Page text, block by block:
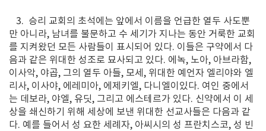
3. 승리 교회의 초석에는 앞에서 이름을 언급한 열두 사도뿐
만 아니라, 남녀를 불문하고 수 세기가 지나는 동안 거룩한 교회
를 지켜왔던 모든 사람들이 표시되어 있다. 이들은 구약에서 다
음과 같은 위대한 성조로 묘사되고 있다. 에녹, 노아, 아브라함,
이사악, 야곱, 그의 열두 아들, 모세, 위대한 예언자 엘리야와 엘
리사, 이사야, 에레미아, 에제키엘, 다니엘이있다. 여인 중에서
는 데보라, 야엘, 유딧, 그리고 에스테르가 있다. 신약에서 이 세
상을 쇄신하기 위해 세상에 보낸 위대한 선교사들은 다음과 같
다. 예를 들어서 성 요한 세례자, 아씨시의 성 프란치스코, 성 빈